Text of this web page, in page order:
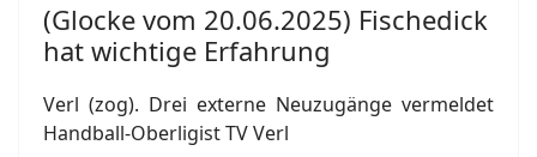
(Glocke vom 20.06.2025) Fischedick
hat wichtige Erfahrung
Verl (zog). Drei externe Neuzugänge vermeldet
Handball-Oberligist TV Verl